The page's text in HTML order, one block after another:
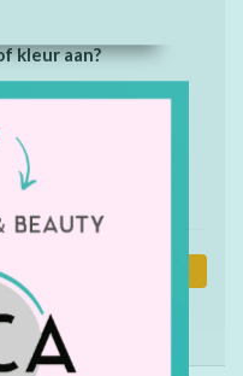
kleur aan?
aan winkelwagen